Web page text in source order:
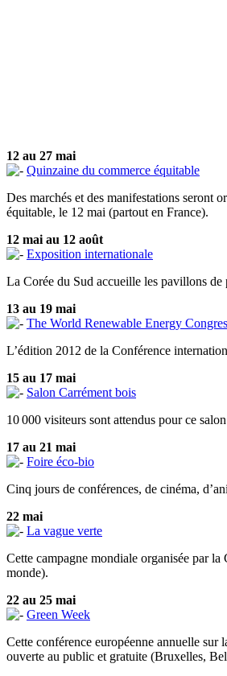
12 au 27 mai
Quinzaine du commerce équitable
Des marchés et des manifestations seront
équitable, le 12 mai (partout en France).
12 mai au 12 août
Exposition internationale
La Corée du Sud accueille les pavillons de
13 au 19 mai
The World Renewable Energy
L’édition 2012 de la Conférence
15 au 17 mai
Salon Carrément bois
10 000 visiteurs sont attendus pour ce
17 au 21 mai
Foire éco-bio
Cinq jours de conférences, de cinéma,
22 mai
La vague verte
Cette campagne mondiale organisée par
monde).
22 au 25 mai
Green Week
Cette conférence européenne annuelle
ouverte au public et gratuite (Bruxelles,